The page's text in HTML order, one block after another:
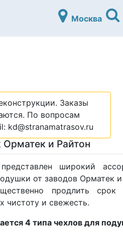
белье)
матрасы)
кровати)
Москва
Заказы
По вопросам
kd@stranamatrasov.ru
и Райтон
широкий
от заводов Орматек
продлить срок
чистоту и свежесть.
4 типа чехлов для